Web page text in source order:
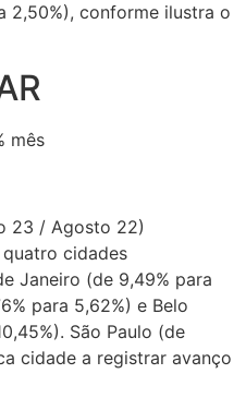
2,50%), conforme ilustra o
mês
23 / Agosto 22)
cidades
Janeiro (de 9,49% para
para 5,62%) e Belo
São Paulo (de
cidade a registrar avanço